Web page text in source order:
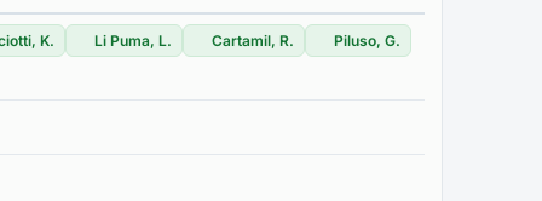
K. Li Puma, L. Cartamil, R.
Piluso, G.